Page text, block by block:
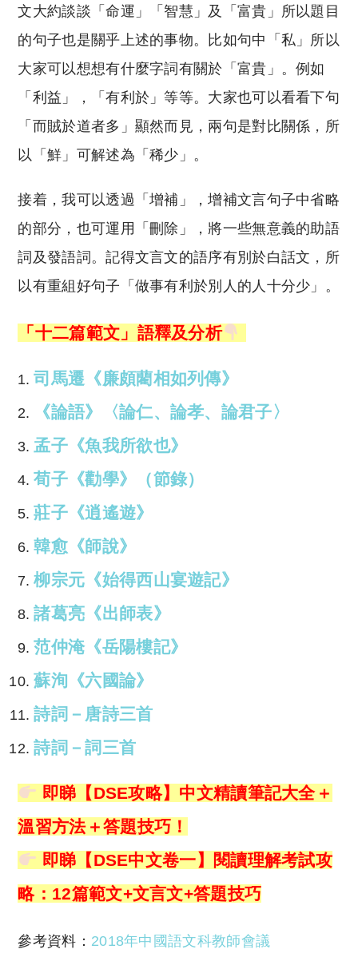
文大約談談「命運」「智慧」及「富貴」所以題目
的句子也是關乎上述的事物。比如句中「私」所以
大家可以想想有什麼字詞有關於「富貴」。例如
「利益」，「有利於」等等。大家也可以看看下句
「而賊於道者多」顯然而見，兩句是對比關係，所
以「鮮」可解述為「稀少」。
接着，我可以透過「增補」，增補文言句子中省略
的部分，也可運用「刪除」，將一些無意義的助語
詞及發語詞。記得文言文的語序有別於白話文，所
以有重組好句子「做事有利於別人的人十分少」。
「十二篇範文」 語釋及分析
司馬遷《廉頗藺相如列傳》
《論語》〈論仁、論孝、論君子〉
孟子《魚我所欲也》
荀子《勸學》（節錄）
莊子《逍遙遊》
韓愈《師說》
柳宗元《始得西山宴遊記》
諸葛亮《出師表》
范仲淹《岳陽樓記》
蘇洵《六國論》
詩詞－唐詩三首
詩詞－詞三首
即睇 【DSE攻略】中文精讀筆記大全＋
溫習方法＋答題技巧！
即睇 【DSE中文卷一】閱讀理解考試攻
略：12篇範文+文言文+答題技巧
參考資料： 2018年中國語文科教師會議